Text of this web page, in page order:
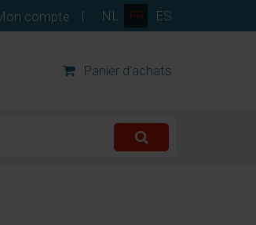
NL FR ES
compte |
Panier d'achats